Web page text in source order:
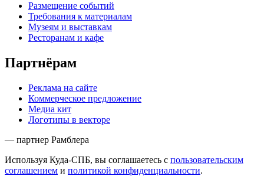
Размещение событий
Требования к материалам
Музеям и выставкам
Ресторанам и кафе
Партнёрам
Реклама на сайте
Коммерческое предложение
Медиа кит
Логотипы в векторе
— партнер Рамблера
Используя Куда-СПБ, вы соглашаетесь с пользовательским
соглашением и политикой конфиденциальности.